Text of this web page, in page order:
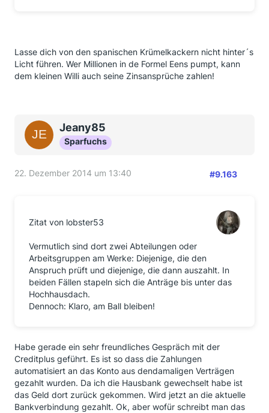
Lasse dich von den spanischen Krümelkackern nicht hinter´s
Licht führen. Wer Millionen in de Formel Eens pumpt, kann
dem kleinen Willi auch seine Zinsansprüche zahlen!
Jeany85
Sparfuchs
22. Dezember 2014 um 13:40 #9.163
Zitat von lobster53
Vermutlich sind dort zwei Abteilungen oder
Arbeitsgruppen am Werke: Diejenige, die den
Anspruch prüft und diejenige, die dann auszahlt. In
beiden Fällen stapeln sich die Anträge bis unter das
Hochhausdach.
Dennoch: Klaro, am Ball bleiben!
Habe gerade ein sehr freundliches Gespräch mit der
Creditplus geführt. Es ist so dass die Zahlungen
automatisiert an das Konto aus dendamaligen Verträgen
gezahlt wurden. Da ich die Hausbank gewechselt habe ist
das Geld dort zurück gekommen. Wird jetzt an die aktuelle
Bankverbindung gezahlt. Ok, aber wofür schreibt man das